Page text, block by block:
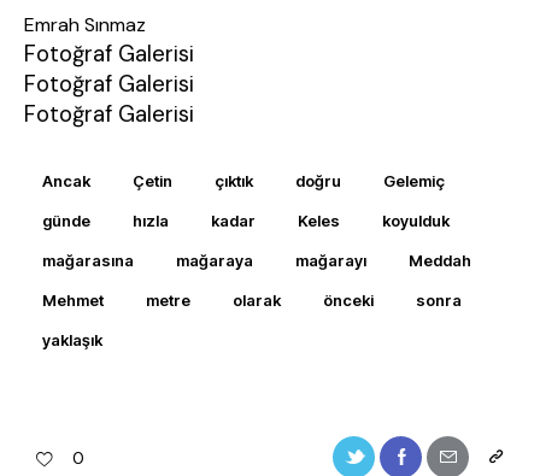
Emrah Sınmaz
Fotoğraf Galerisi
Fotoğraf Galerisi
Fotoğraf Galerisi
Ancak Çetin çıktık doğru Gelemiç
günde hızla kadar Keles koyulduk
mağarasına mağaraya mağarayı Meddah
Mehmet metre olarak önceki sonra
yaklaşık
0